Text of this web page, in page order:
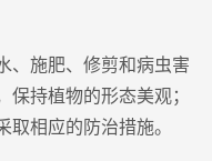
、施肥、修剪和病虫害
持植物的形态美观；
相应的防治措施。